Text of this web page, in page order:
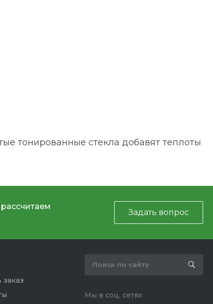
тонированные стекла добавят теплоты
Задать вопрос
Мы в соц. сетях